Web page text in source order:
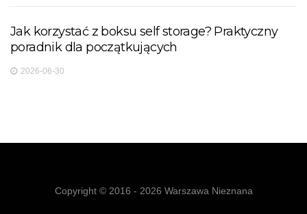
Jak korzystać z boksu self storage? Praktyczny
poradnik dla początkujących
2026-06-30
Copyright © 2016 - 2026 Warszawa Nieznana